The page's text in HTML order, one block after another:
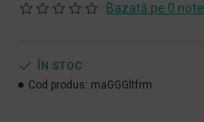
Bazată pe 0 note.
ÎN STOC
Cod produs: maGGGltfrm